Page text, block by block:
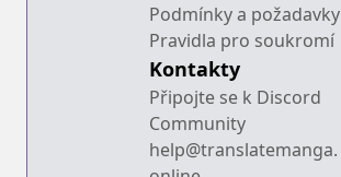
Podmínky a požadavky
Pravidla pro soukromí
Kontakty
Připojte se k Discord
Community
help@translatemanga.